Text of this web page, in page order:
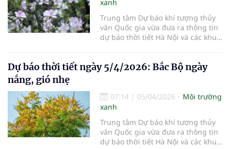
xanh
Trung tâm Dự báo khí tượng thủy
văn Quốc gia vừa đưa ra thông tin
dự báo thời tiết Hà Nội và các khu
Dự báo thời tiết ngày 5/4/2026: Bắc Bộ ngày
nắng, gió nhẹ
07:14 | 05/04/2026
Môi trường
xanh
Trung tâm Dự báo khí tượng thủy
văn Quốc gia vừa đưa ra thông tin
dự báo thời tiết Hà Nội và các khu